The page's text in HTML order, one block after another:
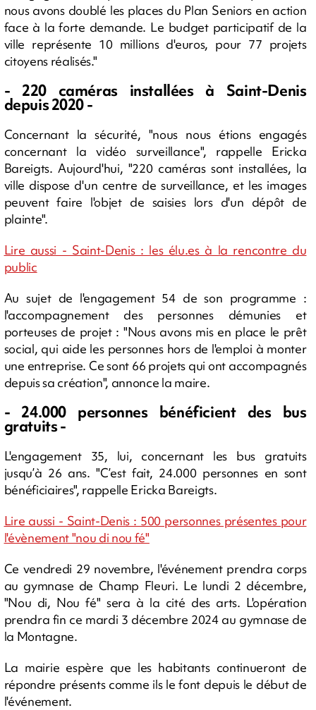
nous avons doublé les places du Plan Seniors en action
face à la forte demande. Le budget participatif de la
ville représente 10 millions d'euros, pour 77 projets
citoyens réalisés."
- 220 caméras installées à Saint-Denis
depuis 2020 -
Concernant la sécurité, "nous nous étions engagés
concernant la vidéo surveillance", rappelle Ericka
Bareigts. Aujourd'hui, "220 caméras sont installées, la
ville dispose d'un centre de surveillance, et les images
peuvent faire l'objet de saisies lors d'un dépôt de
plainte".
Lire aussi - Saint-Denis : les élu.es à la rencontre du
public
Au sujet de l'engagement 54 de son programme :
l'accompagnement des personnes démunies et
porteuses de projet : "Nous avons mis en place le prêt
social, qui aide les personnes hors de l'emploi à monter
une entreprise. Ce sont 66 projets qui ont accompagnés
depuis sa création", annonce la maire.
- 24.000 personnes bénéficient des bus
gratuits -
L'engagement 35, lui, concernant les bus gratuits
jusqu’à 26 ans. "C’est fait, 24.000 personnes en sont
bénéficiaires", rappelle Ericka Bareigts.
Lire aussi - Saint-Denis : 500 personnes présentes pour
l'évènement "nou di nou fé"
Ce vendredi 29 novembre, l'événement prendra corps
au gymnase de Champ Fleuri. Le lundi 2 décembre,
"Nou di, Nou fé" sera à la cité des arts. L'opération
prendra fin ce mardi 3 décembre 2024 au gymnase de
la Montagne.
La mairie espère que les habitants continueront de
répondre présents comme ils le font depuis le début de
l'événement.